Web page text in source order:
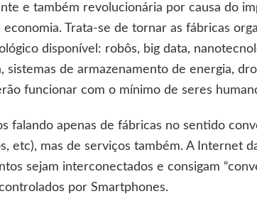
e também revolucionária por causa do
economia. Trata-se de tornar as fábricas
disponível: robôs, big data,
sistemas de armazenamento de energia,
funcionar com o mínimo de seres
falando apenas de fábricas no sentido
etc), mas de serviços também. A Internet
sejam interconectados e consigam
por Smartphones.